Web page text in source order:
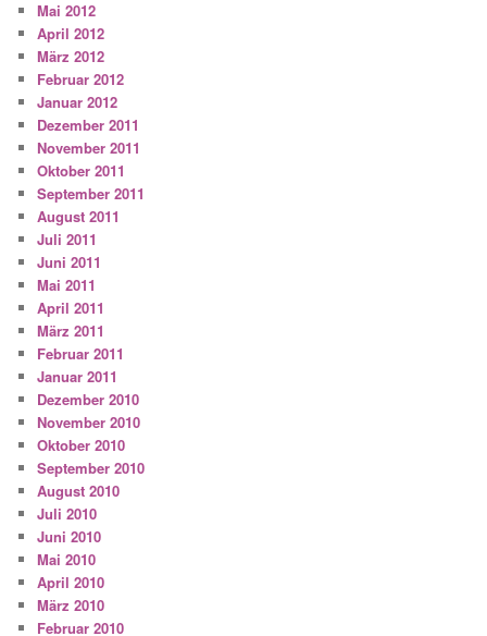
Mai 2012
April 2012
März 2012
Februar 2012
Januar 2012
Dezember 2011
November 2011
Oktober 2011
September 2011
August 2011
Juli 2011
Juni 2011
Mai 2011
April 2011
März 2011
Februar 2011
Januar 2011
Dezember 2010
November 2010
Oktober 2010
September 2010
August 2010
Juli 2010
Juni 2010
Mai 2010
April 2010
März 2010
Februar 2010